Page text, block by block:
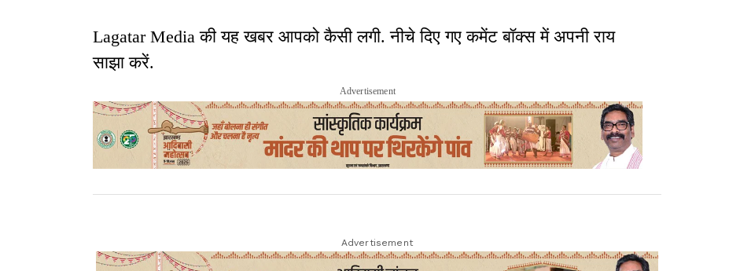
Lagatar Media की यह खबर आपको कैसी लगी. नीचे दिए गए कमेंट बॉक्स में अपनी राय
साझा करें.
Advertisement
Advertisement